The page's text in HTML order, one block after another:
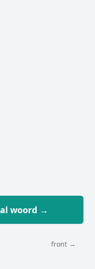
woord →
front →